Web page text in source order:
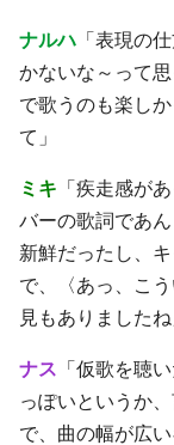
ナルハ 「表現の
かないな～って
で歌うのも楽し
て」
ミキ 「疾走感が
バーの歌詞であ
新鮮だったし、
で、〈あっ、こ
見もありましたね
ナス 「仮歌を聴
っぽいというか
で、曲の幅が広